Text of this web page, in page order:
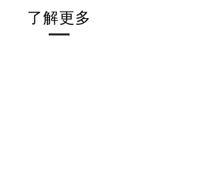
了解更多